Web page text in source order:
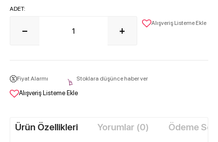
ADET:
Alışveriş Listeme Ekle
Fiyat Alarmı Stoklara düşünce haber ver
Alışveriş Listeme Ekle
Ürün Özellikleri Yorumlar (0) Ödeme